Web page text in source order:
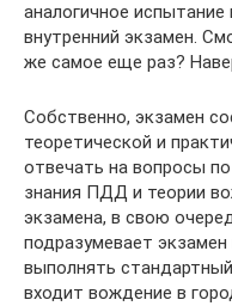
аналогичное
внутренний экзамен.
же самое еще раз?
Собственно, экзамен
теоретической и
отвечать на вопросы
знания ПДД и теории
экзамена, в свою
подразумевает
выполнять
входит вождение в